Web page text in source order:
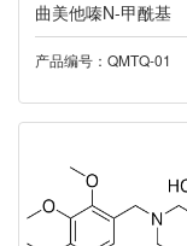
014诺氟沙星
015托匹司他
016托特罗定
曲美他嗪N-甲酰基
产品编号：QMTQ-01